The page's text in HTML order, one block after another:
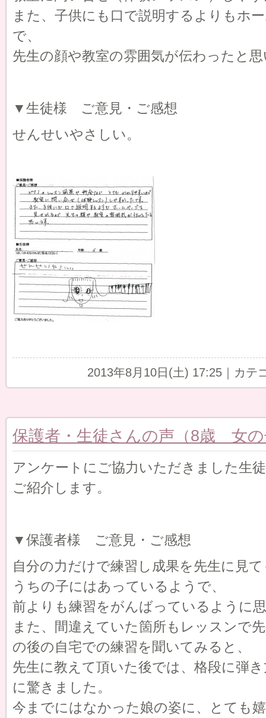
また、子供にも口で説明するよりもホ
で、
先生の顔や教室の雰囲気が伝わったと
▼生徒様 ご意見・ご感想
せんせいやさしい。
2013年8月10日(土) 17:25｜カテ
保護者・生徒さんの声（8歳 女
アンケートにご協力いただきました生
ご紹介します。
▼保護者様 ご意見・ご感想
自分の力だけで練習し成果を先生に見
うちの子にはあっているようで、
前よりも練習をがんばっているように
また、間違えていた箇所もレッスンで
の後の自宅での練習を聞いてみると、
先生に教えて頂いた後では、格段に弾
に驚きました。
今までにはなかった娘の姿に、とても